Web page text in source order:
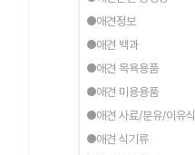
●애견정보
●애견 백과
●애견 목욕용품
●애견 미용용품
●애견 사료/분유/이유식
●애견 식기류